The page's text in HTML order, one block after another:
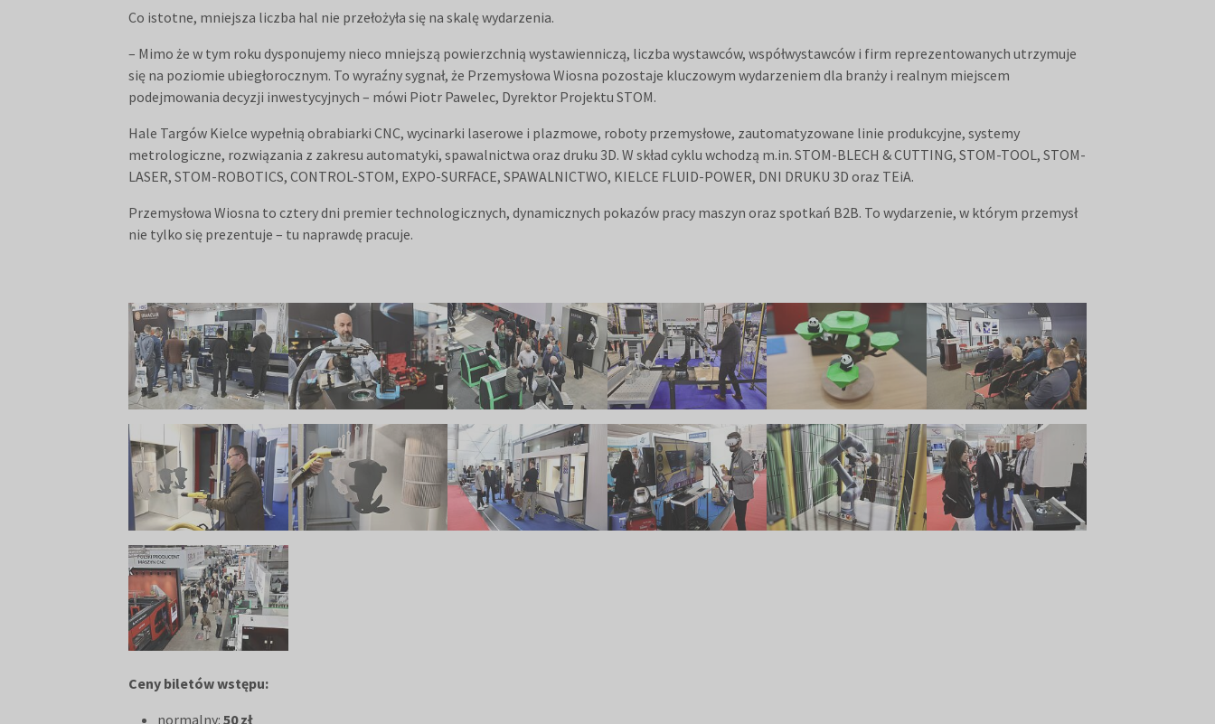
Co istotne, mniejsza liczba hal nie przełożyła się na skalę wydarzenia.
– Mimo że w tym roku dysponujemy nieco mniejszą powierzchnią wystawienniczą, liczba wystawców, współwystawców i firm reprezentowanych utrzymuje
się na poziomie ubiegłorocznym. To wyraźny sygnał, że Przemysłowa Wiosna pozostaje kluczowym wydarzeniem dla branży i realnym miejscem
podejmowania decyzji inwestycyjnych – mówi Piotr Pawelec, Dyrektor Projektu STOM.
Hale Targów Kielce wypełnią obrabiarki CNC, wycinarki laserowe i plazmowe, roboty przemysłowe, zautomatyzowane linie produkcyjne, systemy
metrologiczne, rozwiązania z zakresu automatyki, spawalnictwa oraz druku 3D. W skład cyklu wchodzą m.in. STOM-BLECH & CUTTING, STOM-TOOL, STOM-
LASER, STOM-ROBOTICS, CONTROL-STOM, EXPO-SURFACE, SPAWALNICTWO, KIELCE FLUID-POWER, DNI DRUKU 3D oraz TEiA.
Przemysłowa Wiosna to cztery dni premier technologicznych, dynamicznych pokazów pracy maszyn oraz spotkań B2B. To wydarzenie, w którym przemysł
nie tylko się prezentuje – tu naprawdę pracuje.
Ceny biletów wstępu:
normalny: 50 zł